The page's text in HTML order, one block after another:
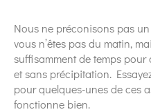
Nous ne préconisons pas
vous n’êtes pas du matin,
suffisamment de temps
et sans précipitation.
pour quelques-unes de ces
fonctionne bien.